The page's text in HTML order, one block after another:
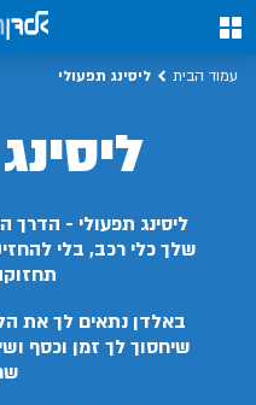
0
עמוד הבית ליסינג תפעולי
ליסינג תפעולי - הדרך
שלך כלי רכב, בלי
באלדן נתאים לך את
שיחסוך לך זמן וכסף